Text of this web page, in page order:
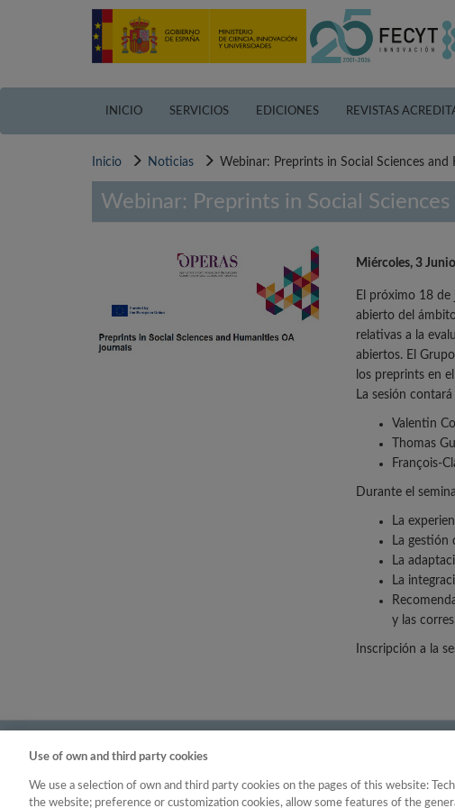
INICIO SERVICIOS EDICIONES REVISTAS
Inicio Noticias Webinar: Preprints in Social Sciences
Webinar: Preprints in Social
Miércoles, 3
El próximo 18 de
abierto del
relativas a la
abiertos. El
los preprints en
La sesión
Valentin
Thomas
François-
Durante el
La
La gestión
La
La
y las
Inscripción a la
Use of own and third party cookies
We use a selection of own and third party cookies on the pages of this website:
the website; preference or customization cookies, allow some features of the